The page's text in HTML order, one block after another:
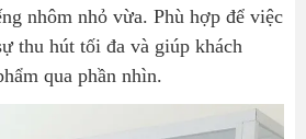
nhôm nhỏ vừa. Phù hợp để việc
thu hút tối đa và giúp khách
qua phần nhìn.